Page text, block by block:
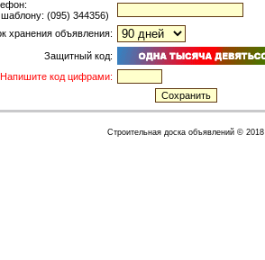
(095) 344356)
хранения объявления:
Защитный код:
Напишите код цифрами:
Cтроительная доска объявлений © 2018